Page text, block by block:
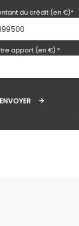
du crédit (en €)*
apport (en €) *
ENVOYER